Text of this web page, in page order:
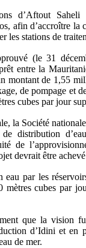
d’Aftout
afin d’accroître la
les stations de
(le 31
entre la
montant de 1,55
de pompage et
cubes par jour
la Société
distribution
de
devrait être
eau par les
cubes par
que la vision
d’Idini et en
de mer.